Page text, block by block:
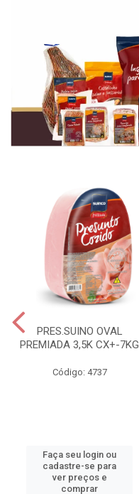
PRES.SUINO OVAL
PREMIADA 3,5K CX+-7KG
Código: 4737
Faça seu login ou
cadastre-se para
ver preços e
comprar